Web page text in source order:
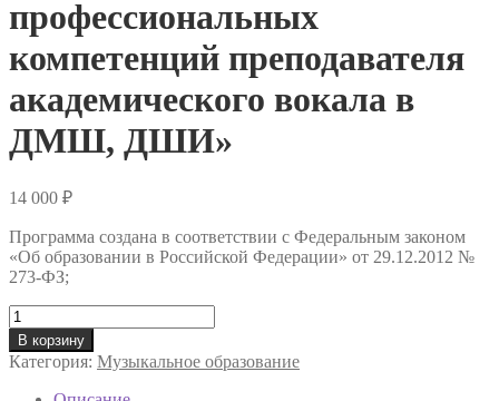
профессиональных
компетенций преподавателя
академического вокала в
ДМШ, ДШИ»
14 000 ₽
Программа создана в соответствии с Федеральным законом
«Об образовании в Российской Федерации» от 29.12.2012 №
273-ФЗ;
Количество
товара
Профессиональная
переподготовка
«Совершенствование
В корзину
Категория: Музыкальное образование